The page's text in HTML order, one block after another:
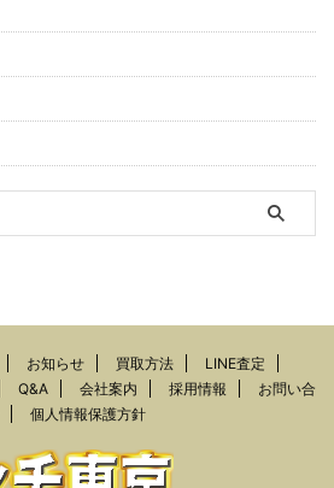
お知らせ 買取方法
LINE査定
Q&A 会社案内 採用情報
お問い合
個人情報保護方針